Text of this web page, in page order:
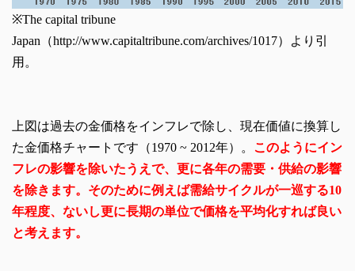
※The capital tribune
Japan（http://www.capitaltribune.com/archives/1017）より引
用。
上図は過去の金価格をインフレで除し、現在価値に換算し
た金価格チャートです（1970 ~ 2012年）。 このようにイン
フレの影響を除いたうえで、更に各年の需要・供給の影響
を除きます。そのために例えば需給サイクルが一巡する10
年程度、ないし更に長期の単位で価格を平均化すれば良い
と考えます。